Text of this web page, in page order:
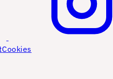
Cookies